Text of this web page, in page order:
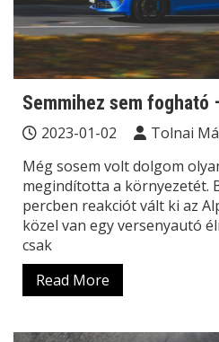
Semmihez sem fogható
2023-01-02 Tolnai
Még sosem volt dolgom
megindította a környezetét.
percben reakciót vált ki az
közel van egy versenyautó
csak
Read More